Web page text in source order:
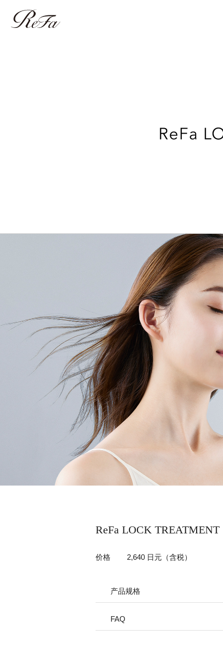
ReFa LOCK TREATMENT
价格 2,640 日元（含税）
产品规格
FAQ